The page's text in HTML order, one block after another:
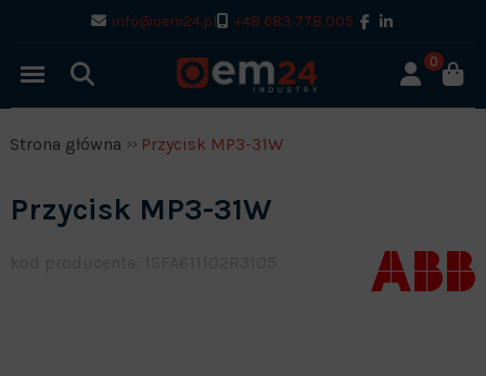
info@oem24.pl +48 683 778 005
0
Strona główna Przycisk MP3-31W
Przycisk MP3-31W